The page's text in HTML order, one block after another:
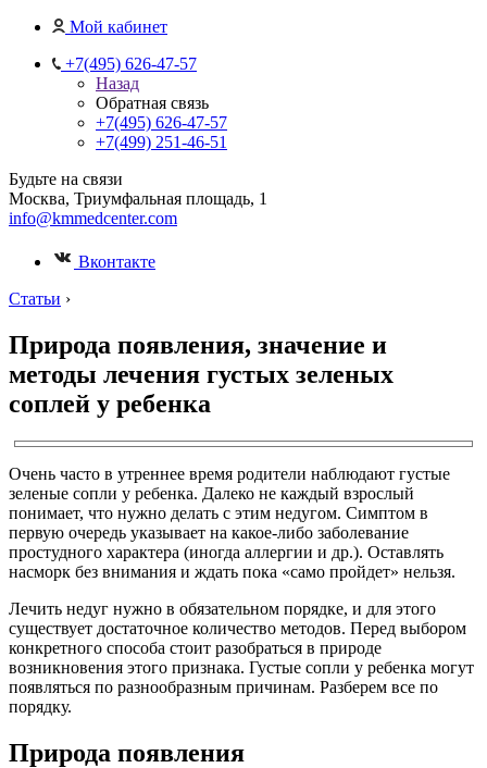
Мой кабинет
+7(495) 626-47-57
Назад
Обратная связь
+7(495) 626-47-57
+7(499) 251-46-51
Будьте на связи
Москва, Триумфальная площадь, 1
info@kmmedcenter.com
Вконтакте
Статьи ›
Природа появления, значение и
методы лечения густых зеленых
соплей у ребенка
Очень часто в утреннее время родители наблюдают густые
зеленые сопли у ребенка. Далеко не каждый взрослый
понимает, что нужно делать с этим недугом. Симптом в
первую очередь указывает на какое-либо заболевание
простудного характера (иногда аллергии и др.). Оставлять
насморк без внимания и ждать пока «само пройдет» нельзя.
Лечить недуг нужно в обязательном порядке, и для этого
существует достаточное количество методов. Перед выбором
конкретного способа стоит разобраться в природе
возникновения этого признака. Густые сопли у ребенка могут
появляться по разнообразным причинам. Разберем все по
порядку.
Природа появления